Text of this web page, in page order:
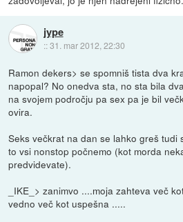
jype
::31. mar 2012, 22:30
Ramon dekers> se spomniš tista dva
napopal? No onedva sta, no sta bila
na svojem področju pa sex pa je bil
ovira.
Seks večkrat na dan se lahko greš tudi
to vsi nonstop počnemo (kot morda
predvidevate).
_IKE_> zanimvo ....moja zahteva več
vedno več kot uspešna .....